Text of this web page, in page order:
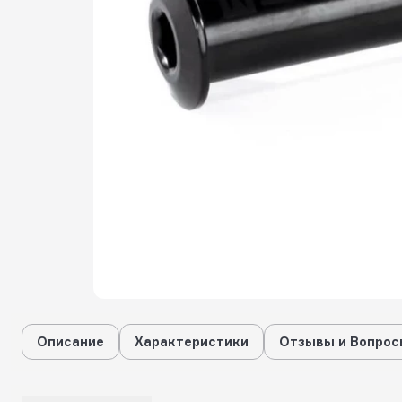
Описание Характеристики Отзывы и